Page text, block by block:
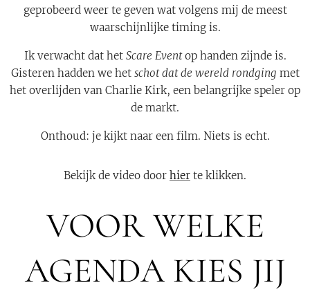
geprobeerd weer te geven wat volgens mij de meest
waarschijnlijke timing is.
Ik verwacht dat het Scare Eventop handen zijnde is.
Gisteren hadden we het schot dat de wereld rondging met
het overlijden van Charlie Kirk, een belangrijke speler op
de markt.
Onthoud: je kijkt naar een film. Niets is echt.
Bekijk de video door hier te klikken.
VOOR WELKE
AGENDA KIES JIJ